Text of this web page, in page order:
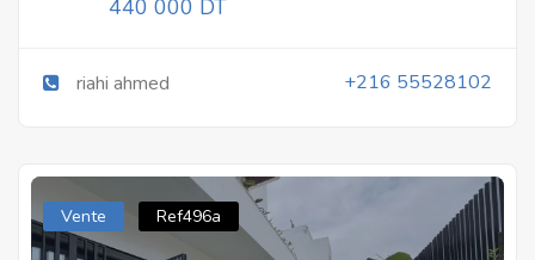
440 000 DT
riahi ahmed +216 55528102
Vente Ref496a